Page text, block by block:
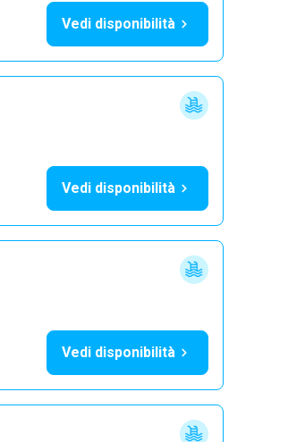
Vedi disponibilità
Vedi disponibilità
Vedi disponibilità